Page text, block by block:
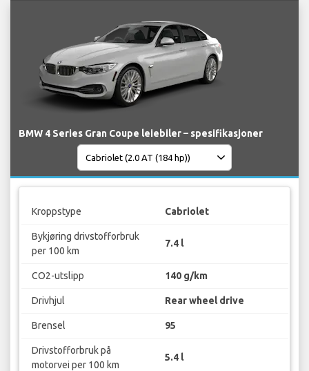
BMW 4 Series Gran Coupe leiebiler – spesifikasjoner
Kroppstype Cabriolet
Bykjøring drivstofforbruk
per 100 km
7.4 l
CO2-utslipp 140 g/km
Drivhjul Rear wheel drive
Brensel 95
Drivstofforbruk på
motorvei per 100 km
5.4 l